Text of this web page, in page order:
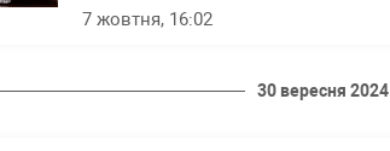
7 жовтня, 16:02
30 вересня 2024